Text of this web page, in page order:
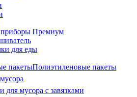
Премиум
для еды
Полиэтиленовые пакеты
для мусора с завязками